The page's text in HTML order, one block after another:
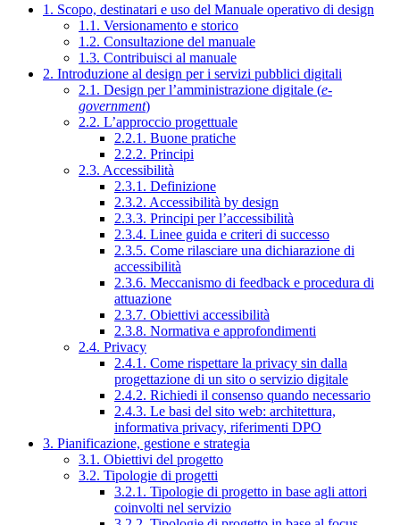
1. Scopo, destinatari e uso del Manuale operativo di design
1.1. Versionamento e storico
1.2. Consultazione del manuale
1.3. Contribuisci al manuale
2. Introduzione al design per i servizi pubblici digitali
2.1. Design per l’amministrazione digitale (e-
government)
2.2. L’approccio progettuale
2.2.1. Buone pratiche
2.2.2. Principi
2.3. Accessibilità
2.3.1. Definizione
2.3.2. Accessibilità by design
2.3.3. Principi per l’accessibilità
2.3.4. Linee guida e criteri di successo
2.3.5. Come rilasciare una dichiarazione di
accessibilità
2.3.6. Meccanismo di feedback e procedura di
attuazione
2.3.7. Obiettivi accessibilità
2.3.8. Normativa e approfondimenti
2.4. Privacy
2.4.1. Come rispettare la privacy sin dalla
progettazione di un sito o servizio digitale
2.4.2. Richiedi il consenso quando necessario
2.4.3. Le basi del sito web: architettura,
informativa privacy, riferimenti DPO
3. Pianificazione, gestione e strategia
3.1. Obiettivi del progetto
3.2. Tipologie di progetti
3.2.1. Tipologie di progetto in base agli attori
coinvolti nel servizio